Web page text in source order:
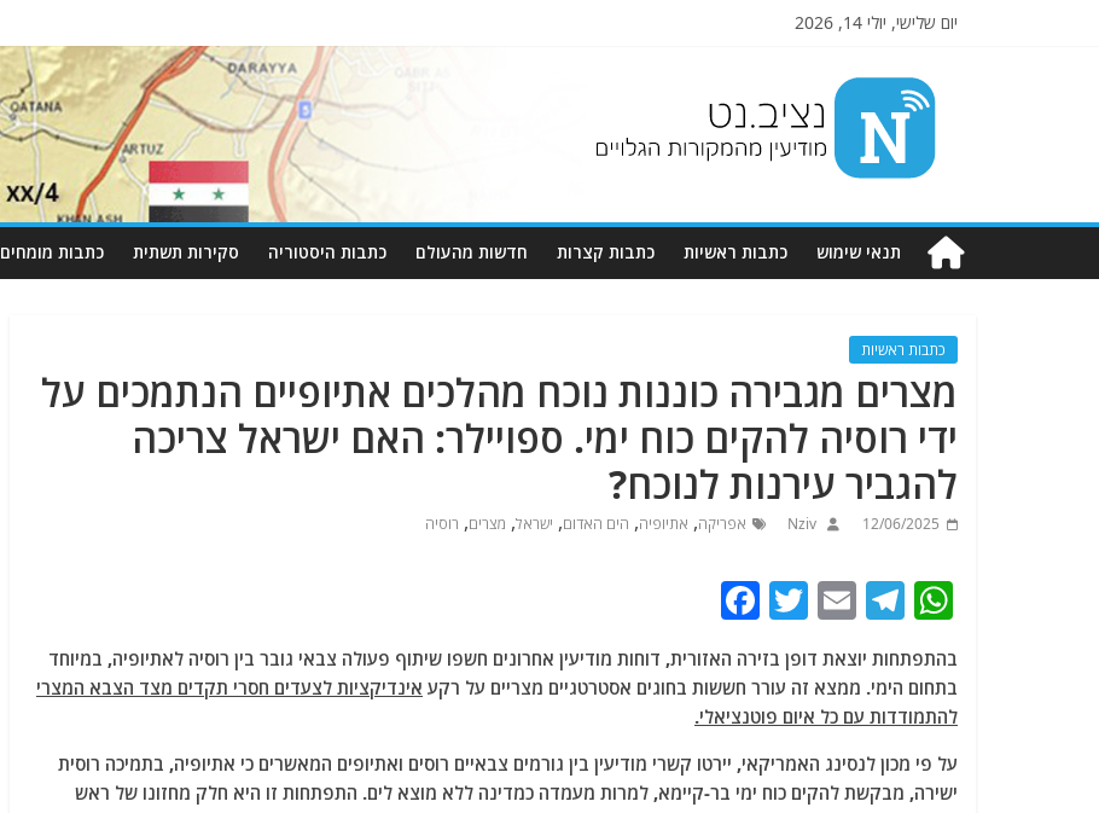
יום שלישי, יולי 14, 2026
Nziv.net
מודיעין
מהמקורות
תנאי שימוש כתבות ראשיות כתבות קצרות חדשות מהעולם כתבות היסטוריה סקירות תשתית כתבות מומחים
כתבות ראשיות
מצרים מגבירה כוננות נוכח מהלכים אתיופיים הנתמכים על
ידי רוסיה להקים כוח ימי. ספויילר: האם ישראל צריכה
להגביר עירנות לנוכח?
12/06/2025
Nziv אפריקה, אתיופיה, הים האדום, ישראל, מצרים, רוסיה
W
at
s
A
p
T
e
g
ra
m
E
ai
l
T
itt
er
c
e
b
o
בהתפתחות יוצאת דופן בזירה האזורית, דוחות מודיעין אחרונים חשפו שיתוף פעולה צבאי גובר בין רוסיה לאתיופיה, במיוחד
בתחום הימי. ממצא זה עורר חששות בחוגים אסטרטגיים מצריים על רקע אינדיקציות לצעדים חסרי תקדים מצד הצבא המצרי
להתמודדות עם כל איום פוטנציאלי.
על פי מכון לנסינג האמריקאי, יירטו קשרי מודיעין בין גורמים צבאיים רוסים ואתיופים המאשרים כי אתיופיה, בתמיכה רוסית
ישירה, מבקשת להקים כוח ימי בר-קיימא, למרות מעמדה כמדינה ללא מוצא לים. התפתחות זו היא חלק מחזונו של ראש